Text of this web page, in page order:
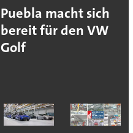
Puebla macht sich
bereit für den VW
Golf